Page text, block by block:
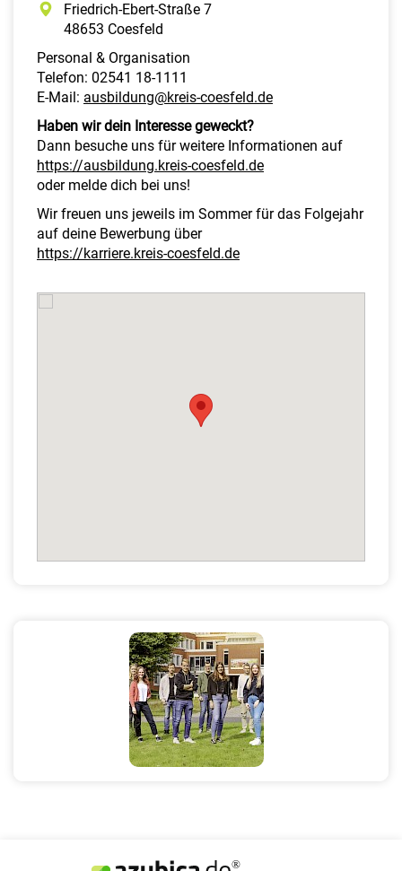
Friedrich-Ebert-Straße 7
48653 Coesfeld
Personal & Organisation
Telefon: 02541 18-1111
E-Mail: ausbildung@kreis-coesfeld.de
Haben wir dein Interesse geweckt?
Dann besuche uns für weitere Informationen auf
https://ausbildung.kreis-coesfeld.de
oder melde dich bei uns!
Wir freuen uns jeweils im Sommer für das Folgejahr
auf deine Bewerbung über
https://karriere.kreis-coesfeld.de